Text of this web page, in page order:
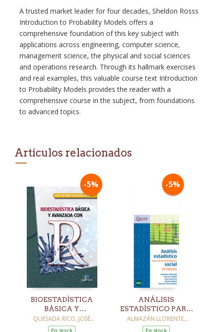
A trusted market leader for four decades, Sheldon Rosss
Introduction to Probability Models offers a
comprehensive foundation of this key subject with
applications across engineering, computer science,
management science, the physical and social sciences
and operations research. Through its hallmark exercises
and real examples, this valuable course text Introduction
to Probability Models provides the reader with a
comprehensive course in the subject, from foundations
to advanced topics.
Artículos relacionados
-5%
BIOESTADÍSTICA
BÁSICA Y
AVANZADA CON R
QUESADA RICO, JOSÉ
ANTONIO
En stock
-5%
ANÁLISIS
ESTADÍSTICO PARA
LA INVESTIGACIÓN
SOCIAL. 2ª ED
ALMAZÁN LLORENTE,
ALEJANDRO
En stock